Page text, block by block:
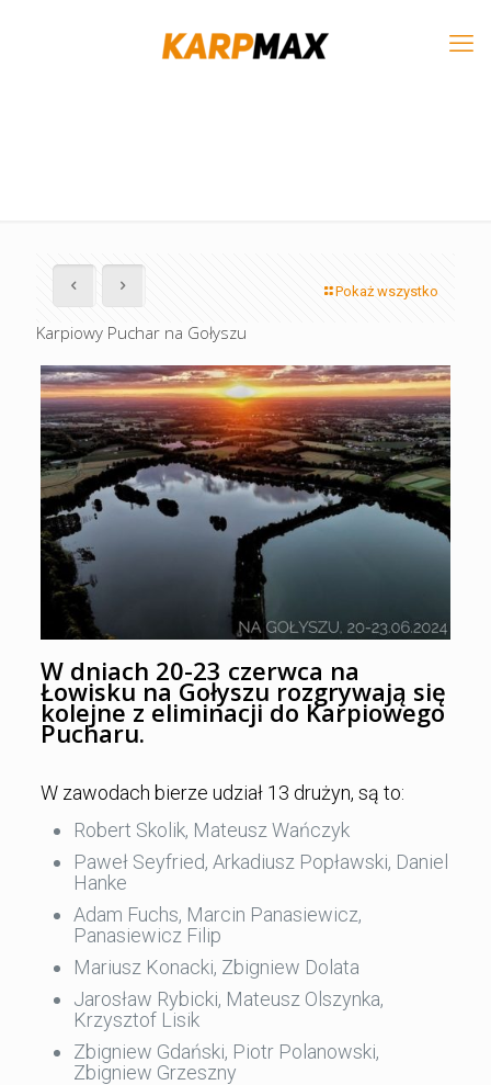
Pokaż wszystko
Karpiowy Puchar na Gołyszu
W dniach 20-23 czerwca na
Łowisku na Gołyszu rozgrywają się
kolejne z eliminacji do Karpiowego
Pucharu.
W zawodach bierze udział 13 drużyn, są to:
Robert Skolik, Mateusz Wańczyk
Paweł Seyfried, Arkadiusz Popławski, Daniel
Hanke
Adam Fuchs, Marcin Panasiewicz,
Panasiewicz Filip
Mariusz Konacki, Zbigniew Dolata
Jarosław Rybicki, Mateusz Olszynka,
Krzysztof Lisik
Zbigniew Gdański, Piotr Polanowski,
Zbigniew Grzeszny